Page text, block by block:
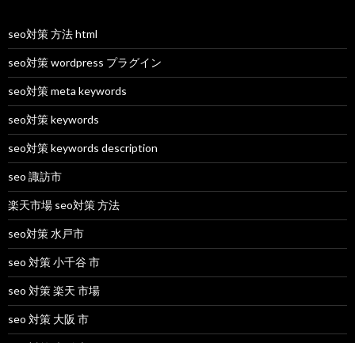
seo対策 方法 html
seo対策 wordpress プラグイン
seo対策 meta keywords
seo対策 keywords
seo対策 keywords description
seo 諏訪市
楽天市場 seo対策 方法
seo対策 水戸市
seo 対策 小千谷 市
seo 対策 楽天 市場
seo 対策 大阪 市